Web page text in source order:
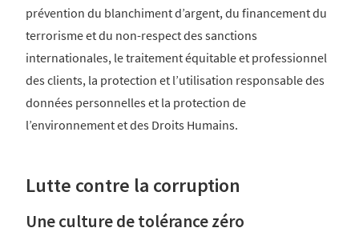
prévention du blanchiment d’argent, du financement du
terrorisme et du non-respect des sanctions
internationales, le traitement équitable et professionnel
des clients, la protection et l’utilisation responsable des
données personnelles et la protection de
l’environnement et des Droits Humains.
Lutte contre la corruption
Une culture de tolérance zéro